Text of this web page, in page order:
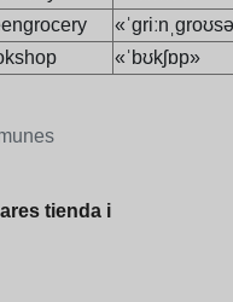
«ˈbʊkʃɒp»
tienda i